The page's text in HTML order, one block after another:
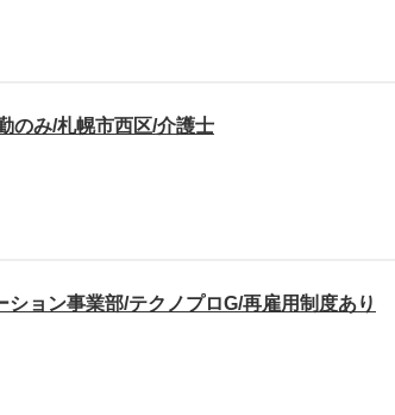
のみ/札幌市西区/介護士
ョン事業部/テクノプロG/再雇用制度あり